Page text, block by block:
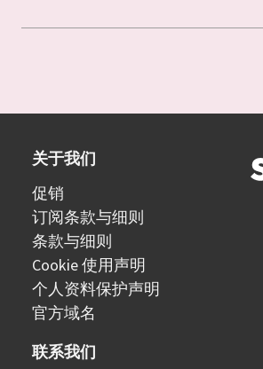
关于我们
促销
订阅条款与细则
条款与细则
Cookie 使用声明
个人资料保护声明
官方域名
联系我们